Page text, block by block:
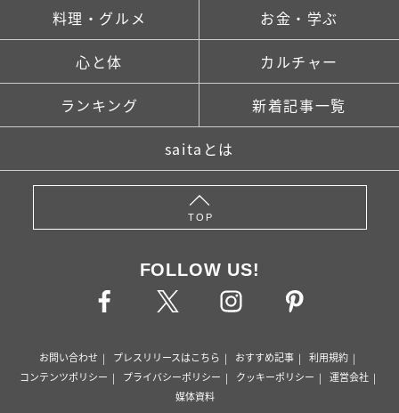
料理・グルメ お金・学ぶ
心と体 カルチャー
ランキング 新着記事一覧
saitaとは
TOP
FOLLOW US!
お問い合わせ プレスリリースはこちら おすすめ記事
利用規約
コンテンツポリシー
プライバシーポリシー クッキーポリシー
運営会社
媒体資料